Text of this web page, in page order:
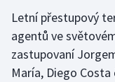
Florbal
Futsal
Letní přestupový
agentů ve
zastupovaní
María, Diego